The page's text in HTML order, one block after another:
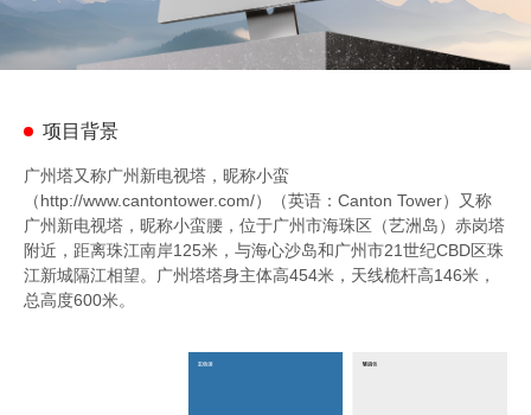
项目背景
广州塔又称广州新电视塔，昵称小蛮
（http://www.cantontower.com/）（英语：Canton Tower）又称
广州新电视塔，昵称小蛮腰，位于广州市海珠区（艺洲岛）赤岗塔
附近，距离珠江南岸125米，与海心沙岛和广州市21世纪CBD区珠
江新城隔江相望。广州塔塔身主体高454米，天线桅杆高146米，
总高度600米。